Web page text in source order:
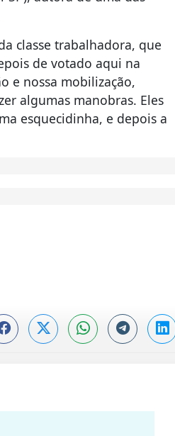
classe trabalhadora, que
de votado aqui na
e nossa mobilização,
algumas manobras. Eles
esquecidinha, e depois a